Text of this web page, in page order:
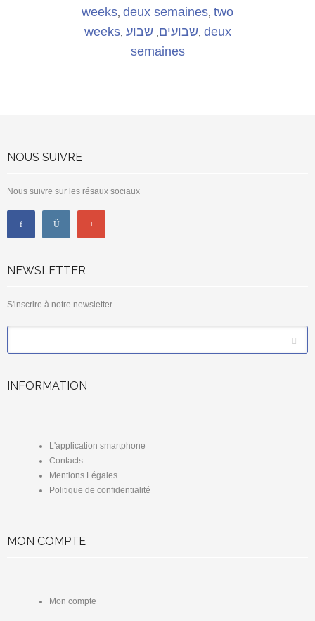
weeks deux semaines two
weeks, שבועים ,שבוע , deux
semaines
NOUS SUIVRE
Nous suivre sur les résaux sociaux
NEWSLETTER
S'inscrire à notre newsletter
INFORMATION
L'application smartphone
Contacts
Mentions Légales
Politique de confidentialité
MON COMPTE
Mon compte